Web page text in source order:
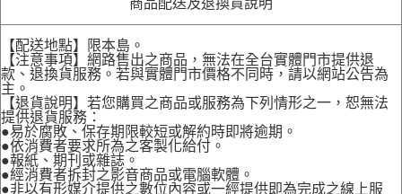
商品配送及退換貨說明
【配送地點】限本島。
【注意事項】網路售出之商品，無法在全台實體門市提供退
款、退換貨服務。若與實體門市價格不同時，請以網站公告為
主。
【退貨說明】若您購買之商品或服務為下列情形之一，恕無法
提供退貨服務：
●易於腐敗、保存期限較短或解約時即將逾期。
●依消費者要求所為之客製化給付。
●報紙、期刊或雜誌。
●經消費者拆封之影音商品或電腦軟體。
●非以有形媒介提供之數位內容或一經提供即為完成之線上服